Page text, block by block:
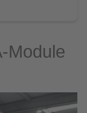
Module